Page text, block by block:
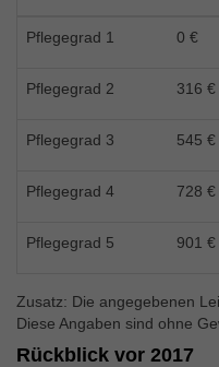
Pflegegrad 1 0 €
Pflegegrad 2 316 €
Pflegegrad 3 545 €
Pflegegrad 4 728 €
Pflegegrad 5 901 €
Zusatz: Die angegebenen
Diese Angaben sind ohne
Rückblick vor 2017
Wir verwenden auf